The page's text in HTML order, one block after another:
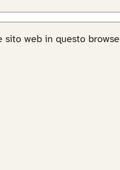
sito web in questo